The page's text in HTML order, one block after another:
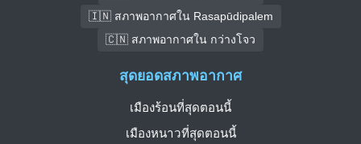
🇮🇳 สภาพอากาศใน Rasapūdipalem
🇨🇳 สภาพอากาศใน กว่างโจว
สุดยอดสภาพอากาศ
เมืองร้อนที่สุดตอนนี้
เมืองหนาวที่สุดตอนนี้